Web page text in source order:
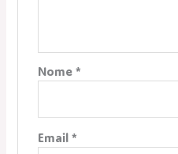
Nome *
Email *